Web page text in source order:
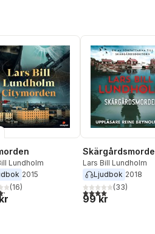
Lundholm
2015
5 stjärnor. Totalt antal röster:
(16)
Lars Bill Lundholm
Ljudbok 2018
4,0utav 5 stjärnor.
(33)
99 kr